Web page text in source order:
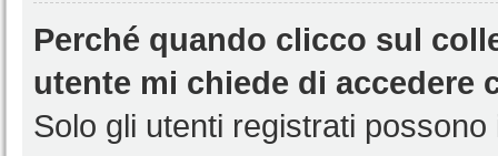
Perché quando clicco sul
utente mi chiede di accedere
Solo gli utenti registrati